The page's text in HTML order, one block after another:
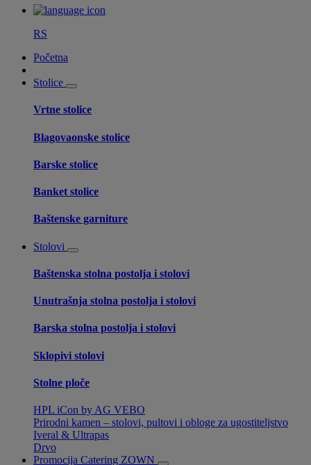
RS
Početna
Stolice
Vrtne stolice
Blagovaonske stolice
Barske stolice
Banket stolice
Baštenske garniture
Stolovi
Baštenska stolna postolja i stolovi
Unutrašnja stolna postolja i stolovi
Barska stolna postolja i stolovi
Sklopivi stolovi
Stolne ploče
HPL iCon by AG VEBO
Prirodni kamen – stolovi, pultovi i obloge za ugostiteljstvo
Iveral & Ultrapas
Drvo
Promocija Catering ZOWN